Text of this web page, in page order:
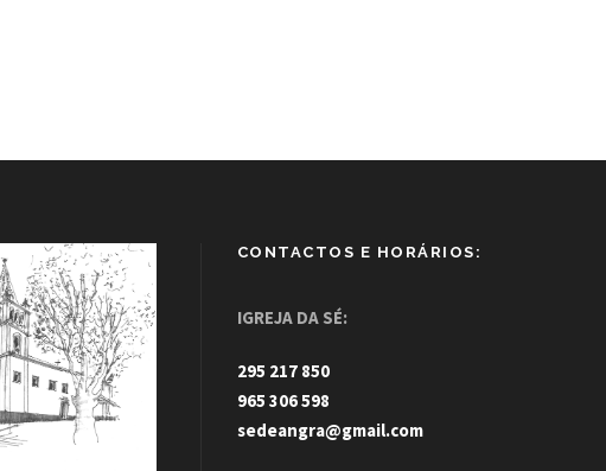
CONTACTOS E HORÁRIOS:
IGREJA DA SÉ:
295 217 850
965 306 598
sedeangra@gmail.com